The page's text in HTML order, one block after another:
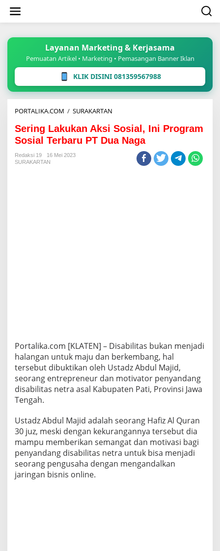
konten
Layanan Marketing & Kerjasama
Pemuatan Artikel • Marketing • Pemasangan Banner Iklan
KLIK DISINI 081359567988
PORTALIKA.COM / SURAKARTAN
Aksi
Sosial,
Ini
Program
Sering Lakukan Aksi Sosial, Ini Program
Sosial Terbaru PT Dua Naga
Redaksi 19
16 Mei 2023
SURAKARTAN
Portalika.com [KLATEN] – Disabilitas bukan menjadi
halangan untuk maju dan berkembang, hal
tersebut dibuktikan oleh Ustadz Abdul Majid,
seorang entrepreneur dan motivator penyandang
disabilitas netra asal Kabupaten Pati, Provinsi Jawa
Tengah.
Ustadz Abdul Majid adalah seorang Hafiz Al Quran
30 juz, meski dengan kekurangannya tersebut dia
mampu memberikan semangat dan motivasi bagi
penyandang disabilitas netra untuk bisa menjadi
seorang pengusaha dengan mengandalkan
jaringan bisnis online.